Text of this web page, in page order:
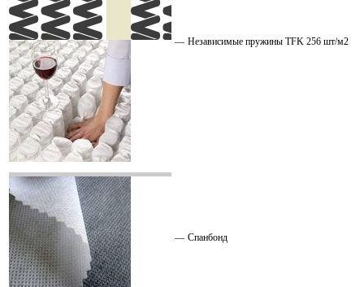
— Независимые пружины TFK 256 шт/м2
— Спанбонд